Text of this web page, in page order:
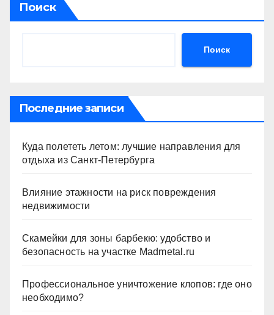
Поиск
Поиск
Последние записи
Куда полететь летом: лучшие направления для
отдыха из Санкт-Петербурга
Влияние этажности на риск повреждения
недвижимости
Скамейки для зоны барбекю: удобство и
безопасность на участке Madmetal.ru
Профессиональное уничтожение клопов: где оно
необходимо?